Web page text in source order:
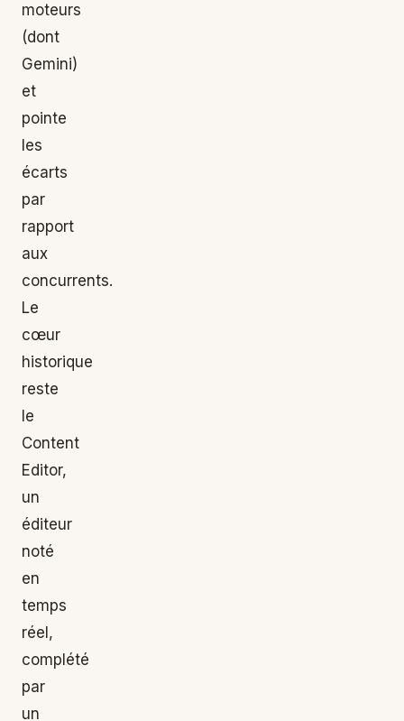
moteurs
(dont
Gemini)
et
pointe
les
écarts
par
rapport
aux
concurrents.
Le
cœur
historique
reste
le
Content
Editor,
un
éditeur
noté
en
temps
réel,
complété
par
un